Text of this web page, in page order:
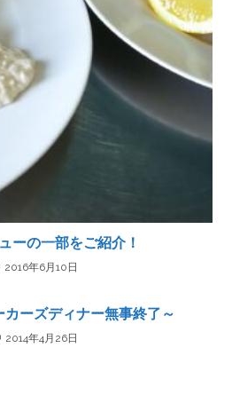
ーの一部をご紹介！
2016年6月10日
カーズディナー無事終了～
2014年4月26日